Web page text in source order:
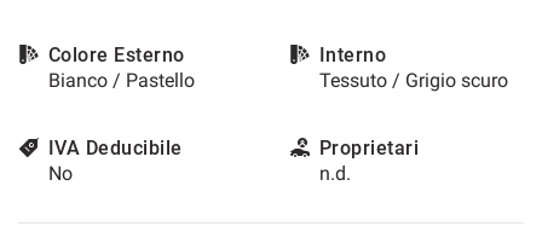
Colore Esterno
Bianco / Pastello
Interno
Tessuto / Grigio scuro
IVA Deducibile
No
Proprietari
n.d.